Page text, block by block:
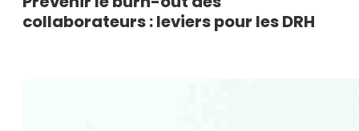
collaborateurs : leviers pour les DRH